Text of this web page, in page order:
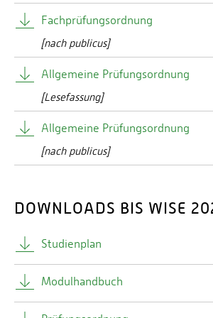
Fachprüfungsordnung
[nach publicus]
Allgemeine Prüfungsordnung
[Lesefassung]
Allgemeine Prüfungsordnung
[nach publicus]
DOWNLOADS BIS WISE
Studienplan
Modulhandbuch